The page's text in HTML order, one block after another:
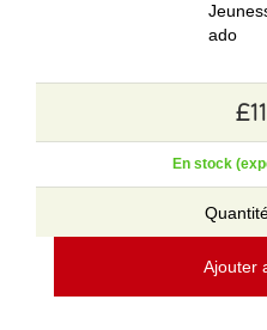
ado
En stock
Ajouter